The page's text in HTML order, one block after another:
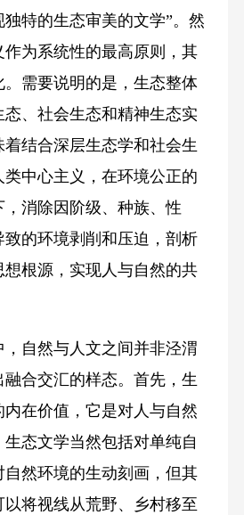
特的生态审美的文学”。然
为系统性的最高原则，其
需要说明的是，生态整体
、社会生态和精神生态实
结合深层生态学和社会生
中心主义，在环境公正的
消除因阶级、种族、性
的环境剥削和压迫，剖析
根源，实现人与自然的共
自然与人文之间并非泾渭
合交汇的样态。首先，生
在价值，它是对人与自然
态文学当然包括对单纯自
然环境的生动刻画，但其
将视线从荒野、乡村移至